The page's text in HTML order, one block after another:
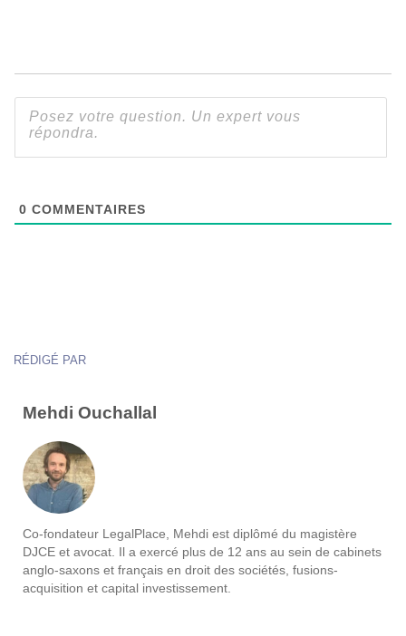
0 COMMENTAIRES
RÉDIGÉ PAR
Mehdi Ouchallal
Co-fondateur LegalPlace, Mehdi est diplômé du magistère
DJCE et avocat. Il a exercé plus de 12 ans au sein de cabinets
anglo-saxons et français en droit des sociétés, fusions-
acquisition et capital investissement.